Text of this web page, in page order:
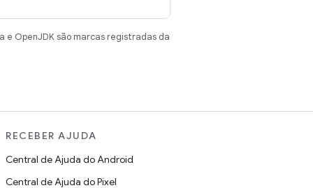
e OpenJDK são marcas registradas da
RECEBER AJUDA
Central de Ajuda do Android
Central de Ajuda do Pixel